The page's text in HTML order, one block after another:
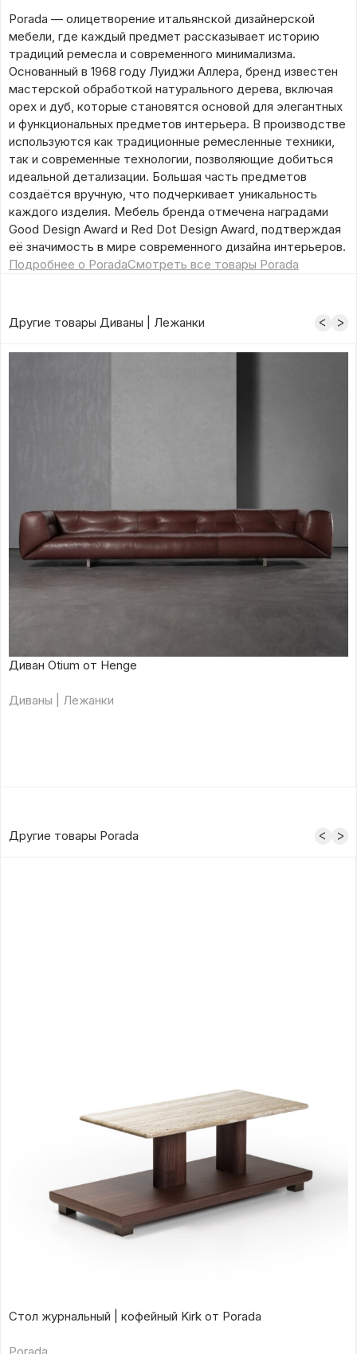
Porada — олицетворение итальянской дизайнерской
мебели, где каждый предмет рассказывает историю
традиций ремесла и современного минимализма.
Основанный в 1968 году Луиджи Аллера, бренд известен
мастерской обработкой натурального дерева, включая
орех и дуб, которые становятся основой для элегантных
и функциональных предметов интерьера. В производстве
используются как традиционные ремесленные техники,
так и современные технологии, позволяющие добиться
идеальной детализации. Большая часть предметов
создаётся вручную, что подчеркивает уникальность
каждого изделия. Мебель бренда отмечена наградами
Good Design Award и Red Dot Design Award, подтверждая
её значимость в мире современного дизайна интерьеров.
Подробнее о PoradaСмотреть все товары Porada
Другие товары Диваны | Лежанки
Диван Otium от Henge
Диваны | Лежанки
Другие товары Porada
Стол журнальный | кофейный Kirk от Porada